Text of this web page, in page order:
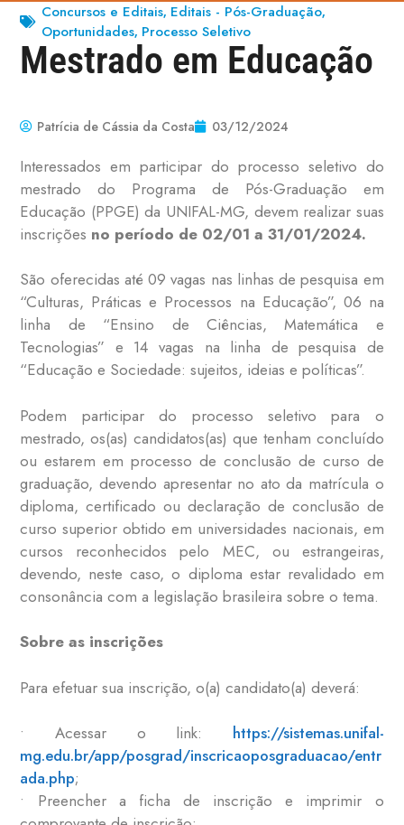
Concursos e Editais, Editais - Pós-Graduação,
Oportunidades, Processo Seletivo
Mestrado em Educação
Patrícia de Cássia da Costa 03/12/2024
Interessados em participar do processo seletivo do
mestrado do Programa de Pós-Graduação em
Educação (PPGE) da UNIFAL-MG, devem realizar suas
inscrições no período de 02/01 a 31/01/2024.
São oferecidas até 09 vagas nas linhas de pesquisa em
“Culturas, Práticas e Processos na Educação”, 06 na
linha de “Ensino de Ciências, Matemática e
Tecnologias” e 14 vagas na linha de pesquisa de
“Educação e Sociedade: sujeitos, ideias e políticas”.
Podem participar do processo seletivo para o
mestrado, os(as) candidatos(as) que tenham concluído
ou estarem em processo de conclusão de curso de
graduação, devendo apresentar no ato da matrícula o
diploma, certificado ou declaração de conclusão de
curso superior obtido em universidades nacionais, em
cursos reconhecidos pelo MEC, ou estrangeiras,
devendo, neste caso, o diploma estar revalidado em
consonância com a legislação brasileira sobre o tema.
Sobre as inscrições
Para efetuar sua inscrição, o(a) candidato(a) deverá:
• Acessar o link: https://sistemas.unifal-
mg.edu.br/app/posgrad/inscricaoposgraduacao/entr
ada.php;
• Preencher a ficha de inscrição e imprimir o